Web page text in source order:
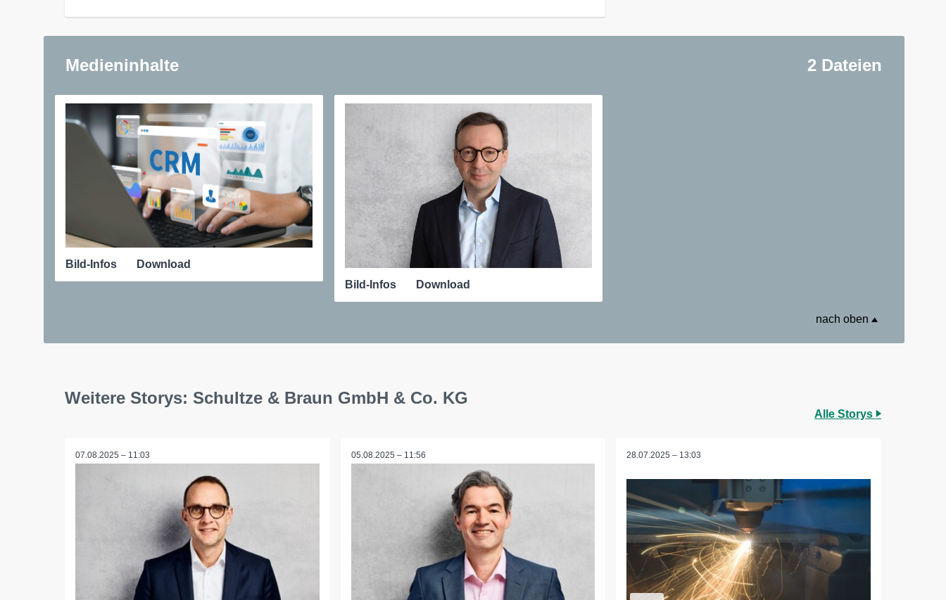
Medieninhalte 2 Dateien
Bild-Infos
Download
Bild-Infos
Download
nach oben
Weitere Storys: Schultze & Braun GmbH & Co. KG
Alle Storys
07.08.2025 – 11:03 05.08.2025 – 11:56 28.07.2025 – 13:03